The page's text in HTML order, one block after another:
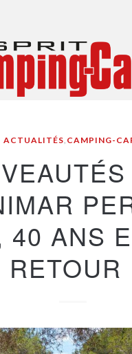
ACTUALITÉS, CAMPING-
40 ANS
RETOUR